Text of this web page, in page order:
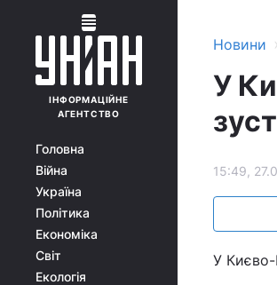
ІНФОРМАЦІЙНЕ
АГЕНТСТВО
Головна
Війна
Україна
Політика
Економіка
Світ
Екологія
Новини ›
У
15:49,
У Києво-